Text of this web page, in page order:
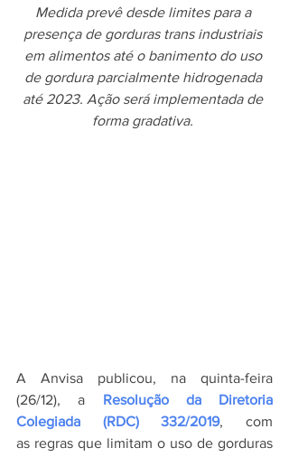
Medida prevê desde limites para a
presença de gorduras trans industriais
em alimentos até o banimento do uso
de gordura parcialmente hidrogenada
até 2023. Ação será implementada de
forma gradativa.
A Anvisa publicou, na quinta-feira
(26/12), a Resolução da Diretoria
Colegiada (RDC) 332/2019, com
as regras que limitam o uso de gorduras